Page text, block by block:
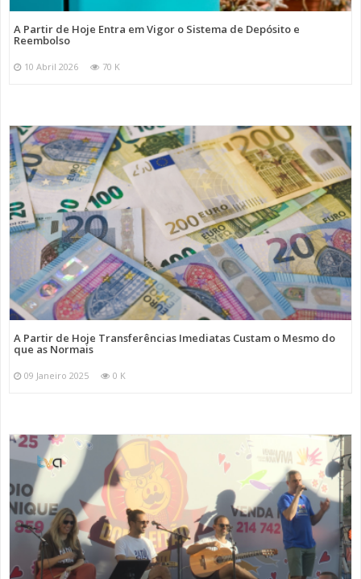
A Partir de Hoje Entra em Vigor o Sistema de Depósito e
Reembolso
10 Abril 2026 70 K
A Partir de Hoje Transferências Imediatas Custam o Mesmo do
que as Normais
09 Janeiro 2025 0 K